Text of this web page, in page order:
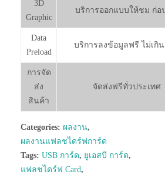
3D
Graphic
บริการออกแบบให้ชม ก่อ
Data
Preload
บริการลงข้อมูลฟรี ไม่เกิน
การจัด
ส่ง
สินค้า
จัดส่งฟรีทั่วประเทศ
Categories: ผลงาน,
ผลงานแฟลชไดร์ฟการ์ด
Tags: USB การ์ด, ยูเอสบี การ์ด,
แฟลชไดร์ฟ Card,